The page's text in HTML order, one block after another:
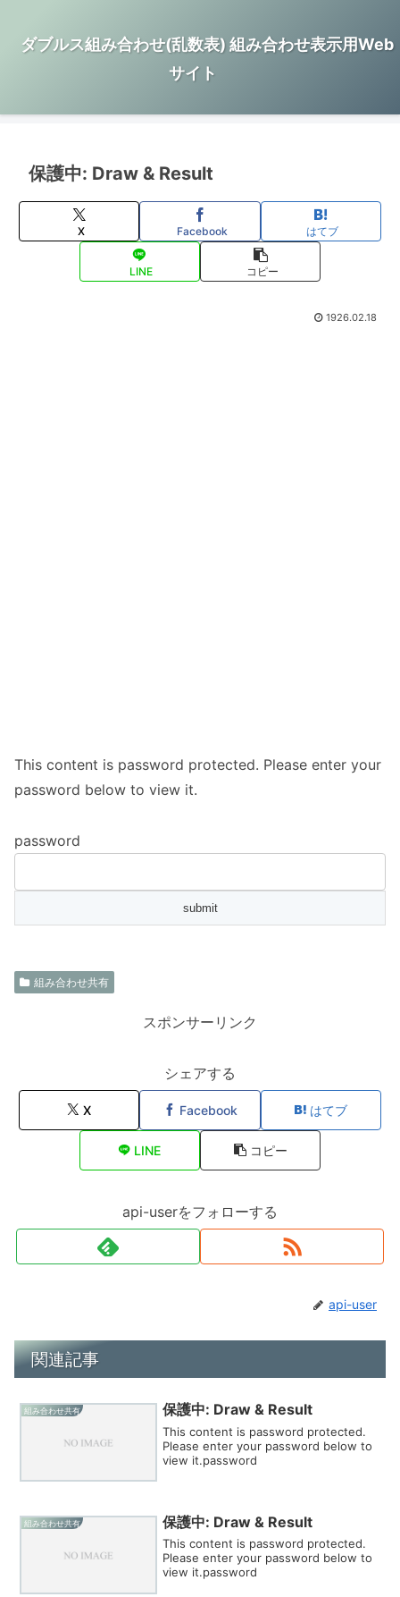
ダブルス組み合わせ(乱数表) 組み合わせ表示用Web
サイト
保護中: Draw & Result
X Facebook はてブ
LINE コピー
1926.02.18
This content is password protected. Please enter your
password below to view it.
password
組み合わせ共有
スポンサーリンク
シェアする
X Facebook はてブ
LINE コピー
api-userをフォローする
api-user
関連記事
組み合わせ共有 保護中: Draw & Result
This content is password protected.
Please enter your password below to
view it.password
組み合わせ共有 保護中: Draw & Result
This content is password protected.
Please enter your password below to
view it.password